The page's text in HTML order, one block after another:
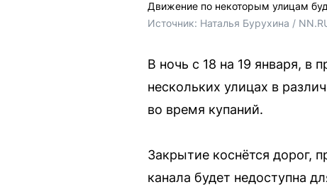
Движение по некоторым улицам
Источник: Наталья Бурухина /
В ночь с 18 на 19 января,
нескольких улицах в
во время купаний.
Закрытие коснётся дорог,
канала будет недоступна